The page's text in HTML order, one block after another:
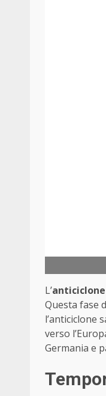
L’
Questa fase
l’anticiclone
verso
Germania e